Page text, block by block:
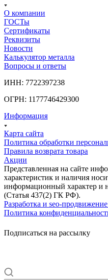
О компании
ГОСТы
Сертификаты
Реквизиты
Новости
Калькулятор металла
Вопросы и ответы
ИНН: 7722397238
ОГРН: 1177746429300
Информация
Карта сайта
Политика обработки
Правила возврата товара
Акции
Представленная на сайте
характеристик и наличия
информационный характер и
(Статья 437(2) ГК РФ).
Разработка и seo-
Политика
Подписаться на рассылку